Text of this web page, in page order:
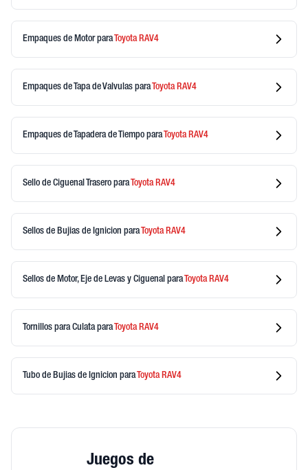
Empaques de MotorparaToyotaRAV4
Empaques de Tapa de Valvulas paraToyotaRAV4
Empaques de Tapadera de Tiempo paraToyotaRAV4
Sello de Ciguenal Trasero paraToyotaRAV4
Sellos de Bujias de Ignicion paraToyotaRAV4
Sellos de Motor, Eje de Levas y Ciguenal paraToyotaRAV4
Tornillos para CulataparaToyotaRAV4
Tubo de Bujias de Ignicion paraToyotaRAV4
Juegos de